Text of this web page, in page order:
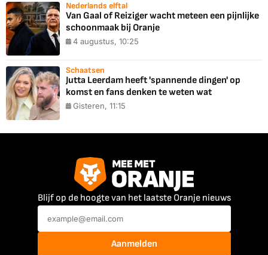
Nederlands elftal
Van Gaal of Reiziger wacht meteen een pijnlijke
schoonmaak bij Oranje
4 augustus, 10:25
Schaatsen
Jutta Leerdam heeft 'spannende dingen' op
komst en fans denken te weten wat
Gisteren, 11:15
Blijf op de hoogte van het laatste Oranje nieuws
Aanmelden